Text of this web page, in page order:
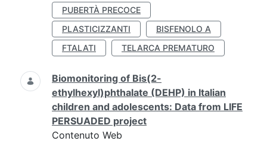
PUBERTÀ PRECOCE
PLASTICIZZANTI
BISFENOLO A
FTALATI
TELARCA PREMATURO
Biomonitoring of Bis(2-
ethylhexyl)phthalate (DEHP) in Italian
children and adolescents: Data from LIFE
PERSUADED project
Contenuto Web